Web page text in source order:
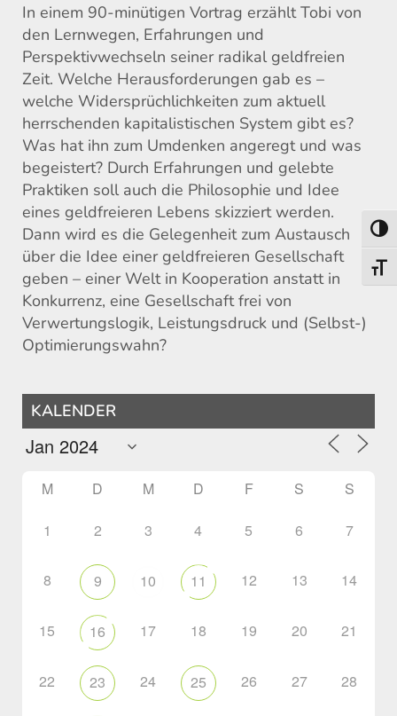
In einem 90-minütigen Vortrag erzählt Tobi von
den Lernwegen, Erfahrungen und
Perspektivwechseln seiner radikal geldfreien
Zeit. Welche Herausforderungen gab es –
welche Widersprüchlichkeiten zum aktuell
herrschenden kapitalistischen System gibt es?
Was hat ihn zum Umdenken angeregt und was
begeistert? Durch Erfahrungen und gelebte
Praktiken soll auch die Philosophie und Idee
eines geldfreieren Lebens skizziert werden.
Dann wird es die Gelegenheit zum Austausch
über die Idee einer geldfreieren Gesellschaft
geben – einer Welt in Kooperation anstatt in
Konkurrenz, eine Gesellschaft frei von
Verwertungslogik, Leistungsdruck und (Selbst-)
Optimierungswahn?
KALENDER
M D M D F S S
1 2 3 4 5 6 7
8 9 10 11 12 13 14
15 16 17 18 19 20 21
22 23 24 25 26 27 28